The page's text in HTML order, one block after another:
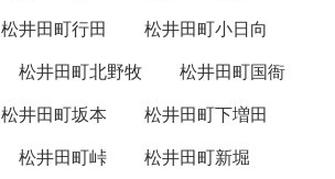
松井田町行田
松井田町小日向
松井田町北野牧
松井田町国衙
松井田町坂本
松井田町下増田
松井田町峠
松井田町新堀